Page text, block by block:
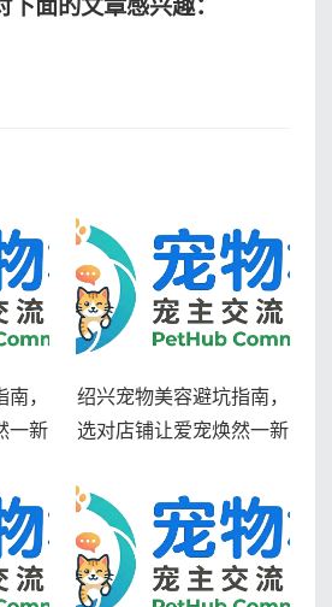
面的文章感兴趣：
，
一新
绍兴宠物美容避坑指南，
选对店铺让爱宠焕然一新